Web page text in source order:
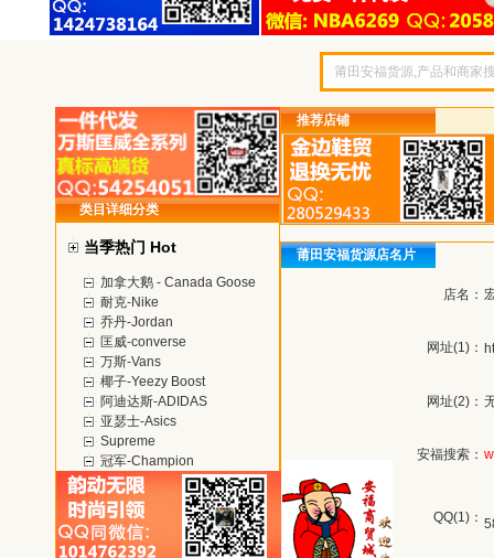
类目详细分类
当季热门 Hot
加拿大鹅 - Canada Goose
耐克-Nike
乔丹-Jordan
匡威-converse
万斯-Vans
椰子-Yeezy Boost
阿迪达斯-ADIDAS
亚瑟士-Asics
Supreme
冠军-Champion
推荐店铺
莆田安福货源店名片
店名：
网址(1)：
网址(2)：
安福搜索：
QQ(1)：